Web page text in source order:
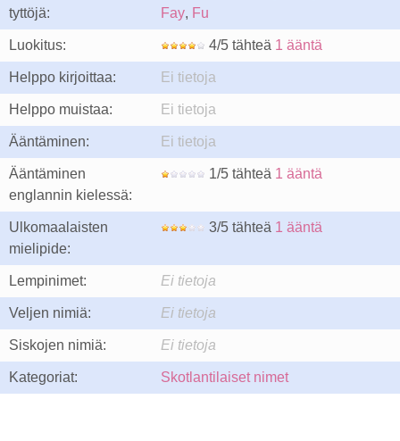
tyttöjä:
Fay, Fu
Luokitus: 4/5 tähteä 1 ääntä
Helppo kirjoittaa: Ei tietoja
Helppo muistaa: Ei tietoja
Ääntäminen: Ei tietoja
Ääntäminen
englannin kielessä:
1/5 tähteä 1 ääntä
Ulkomaalaisten
mielipide:
3/5 tähteä 1 ääntä
Lempinimet: Ei tietoja
Veljen nimiä: Ei tietoja
Siskojen nimiä: Ei tietoja
Kategoriat: Skotlantilaiset nimet